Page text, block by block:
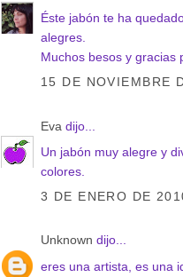
Éste jabón te ha
alegres.
Muchos besos y gracias
15 DE NOVIEMBRE
Eva dijo...
Un jabón muy alegre y
colores.
3 DE ENERO DE
Unknown dijo...
eres una artista, es una